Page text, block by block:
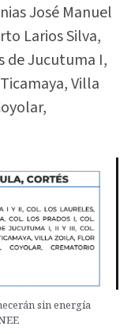
José Manuel
Larios Silva,
de Jucutuma I,
Villa
sin energía